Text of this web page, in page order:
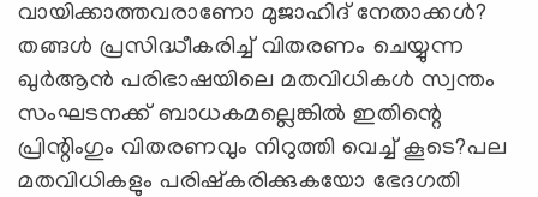
വായിക്കാത്തവരാണോ മുജാഹിദ് നേതാക്കൾ?
തങ്ങൾ പ്രസിദ്ധീകരിച്ച് വിതരണം ചെയ്യുന്ന
ഖുർആൻ പരിഭാഷയിലെ മതവിധികൾ സ്വന്തം
സംഘടനക്ക് ബാധകമല്ലെങ്കിൽ ഇതിന്റെ
പ്രിന്റിംഗും വിതരണവും നിറുത്തി വെച്ച് കൂടെ?പല
മതവിധികളും പരിഷ്കരിക്കുകയോ ഭേദഗതി